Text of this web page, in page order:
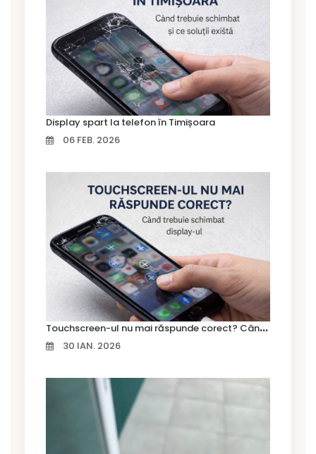
Display spart la telefon în Timișoara
06 FEB. 2026
T
ouchscreen-ul nu mai răspunde corect? Când trebuie schimbat display-ul
30 IAN. 2026